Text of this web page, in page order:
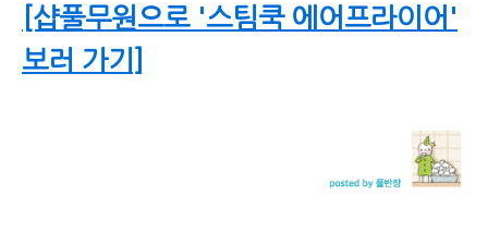
[샵풀무원으로 '스팀쿡 에어프라이어'
보러 가기]